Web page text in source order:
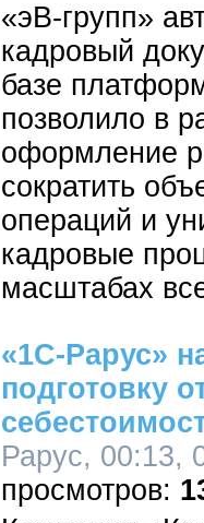
«эВ-групп»
кадровый
базе
позволило в
оформление
сократить
операций и
кадровые
масштабах
«1С-Рарус»
подготовку
Рарус, 00:13,